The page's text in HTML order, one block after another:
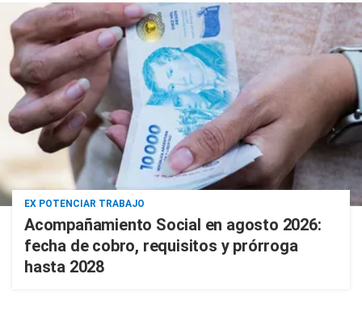
EX POTENCIAR TRABAJO
Acompañamiento Social en agosto 2026:
fecha de cobro, requisitos y prórroga
hasta 2028